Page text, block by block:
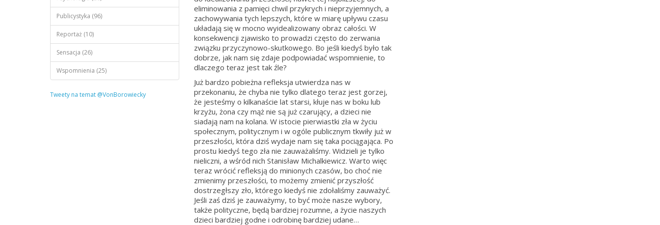
Publicystyka (96)
Reportaż (10)
Sensacja (26)
Wspomnienia (25)
Tweety na temat @VonBorowiecky
eliminowania z pamięci chwil przykrych i nieprzyjemnych, a
zachowywania tych lepszych, które w miarę upływu czasu
układają się w mocno wyidealizowany obraz całości. W
konsekwencji zjawisko to prowadzi często do zerwania
związku przyczynowo-skutkowego. Bo jeśli kiedyś było tak
dobrze, jak nam się zdaje podpowiadać wspomnienie, to
dlaczego teraz jest tak źle?
Już bardzo pobieżna refleksja utwierdza nas w
przekonaniu, że chyba nie tylko dlatego teraz jest gorzej,
że jesteśmy o kilkanaście lat starsi, kłuje nas w boku lub
krzyżu, żona czy mąż nie są już czarujący, a dzieci nie
siadają nam na kolana. W istocie pierwiastki zła w życiu
społecznym, politycznym i w ogóle publicznym tkwiły już w
przeszłości, która dziś wydaje nam się taka pociągająca. Po
prostu kiedyś tego zła nie zauważaliśmy. Widzieli je tylko
nieliczni, a wśród nich Stanisław Michalkiewicz. Warto więc
teraz wrócić refleksją do minionych czasów, bo choć nie
zmienimy przeszłości, to możemy zmienić przyszłość
dostrzegłszy zło, którego kiedyś nie zdołaliśmy zauważyć.
Jeśli zaś dziś je zauważymy, to być może nasze wybory,
także polityczne, będą bardziej rozumne, a życie naszych
dzieci bardziej godne i odrobinę bardziej udane…